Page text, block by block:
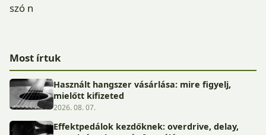
szó n
Most írtuk
Használt hangszer vásárlása: mire figyelj,
mielőtt kifizeted
2026. 08. 07.
Effektpedálok kezdőknek: overdrive, delay,